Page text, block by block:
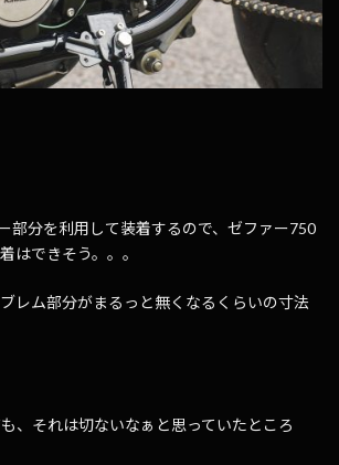
部分を利用して装着するので、ゼファー750
はできそう。。。
レム部分がまるっと無くなるくらいの寸法
、それは切ないなぁと思っていたところ